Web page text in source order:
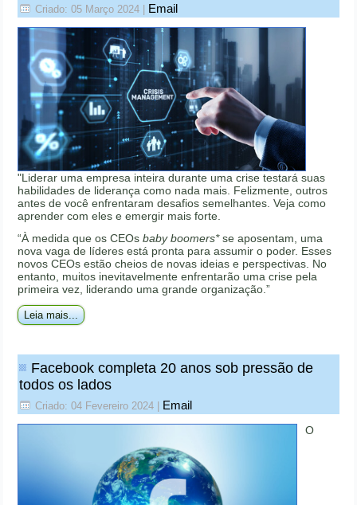
Criado: 05 Março 2024 Email
"Liderar uma empresa inteira durante uma crise testará suas
habilidades de liderança como nada mais. Felizmente, outros
antes de você enfrentaram desafios semelhantes. Veja como
aprender com eles e emergir mais forte.
“À medida que os CEOsbaby boomers*se aposentam, uma
nova vaga de líderes está pronta para assumir o poder. Esses
novos CEOs estão cheios de novas ideias e perspectivas. No
entanto, muitos inevitavelmente enfrentarão uma crise pela
primeira vez, liderando uma grande organização.”
Leia mais...
Facebook completa 20 anos sob pressão de
todos os lados
Criado: 04 Fevereiro 2024 Email
O